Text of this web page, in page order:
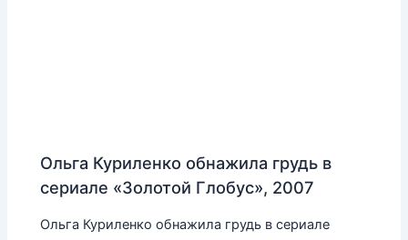
Ольга Куриленко обнажила грудь в
сериале «Золотой Глобус», 2007
Ольга Куриленко обнажила грудь в сериале